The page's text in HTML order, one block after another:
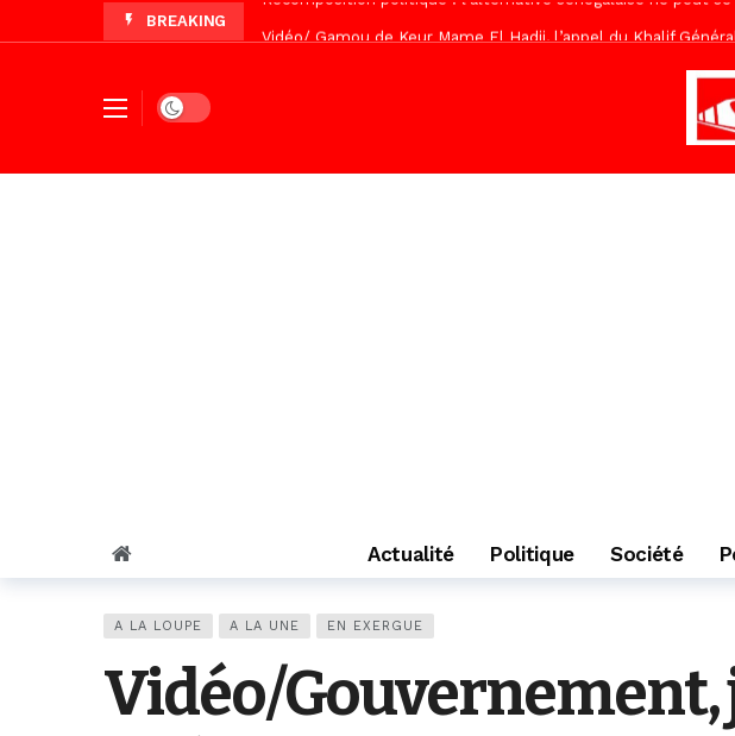
BREAKING
Vidéo/ Revue de presse du 5 Août 2026 avec Mouhamadou
Vidéo/ Contre la violence numérique, 100 adolescents outillés
Un commissariat d’arrondissement de police inauguré à Touba
Dark mode
Actualité Politique Société
A LA LOUPE A LA UNE EN EXERGUE
Vidéo/Gouvernement,